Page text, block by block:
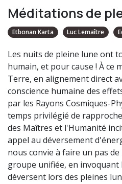
Méditations de
Etbonan Karta Luc Lemaître
Les nuits de pleine lune ont
humain, et pour cause ! À ce
Terre, en alignement direct
conscience humaine des
par les Rayons Cosmiques-
temps privilégié de
des Maîtres et l'Humanité
appel au déversement
nous convie à faire un pas de
groupe unifiée, en invoquant
déversent lors des pleines